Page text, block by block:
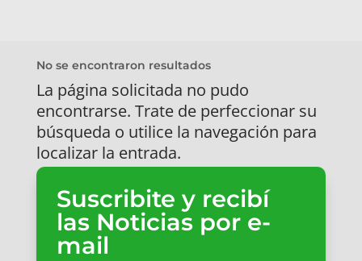
No se encontraron resultados
La página solicitada no pudo
encontrarse. Trate de perfeccionar su
búsqueda o utilice la navegación para
localizar la entrada.
Suscribite y recibí
las Noticias por e-
mail